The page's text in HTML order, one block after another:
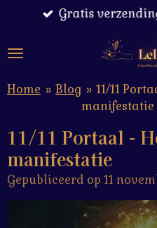
naar
hoofdinhoud
Gratis
Home » Blog » 11/11
manifestatie
11/11 Portaal -
manifestatie
Gepubliceerd op 11